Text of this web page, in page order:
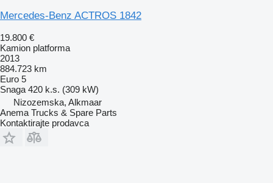
Mercedes-Benz ACTROS 1842
19.800 €
Kamion platforma
2013
884.723 km
Euro 5
Snaga 420 k.s. (309 kW)
Nizozemska, Alkmaar
Anema Trucks & Spare Parts
Kontaktirajte prodavca